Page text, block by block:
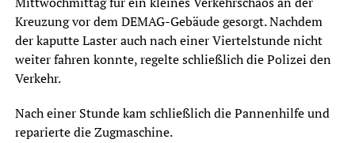
Kreuzung vor dem DEMAG-Gebäude gesorgt. Nachdem
der kaputte Laster auch nach einer Viertelstunde nicht
weiter fahren konnte, regelte schließlich die Polizei den
Verkehr.
Nach einer Stunde kam schließlich die Pannenhilfe und
reparierte die Zugmaschine.